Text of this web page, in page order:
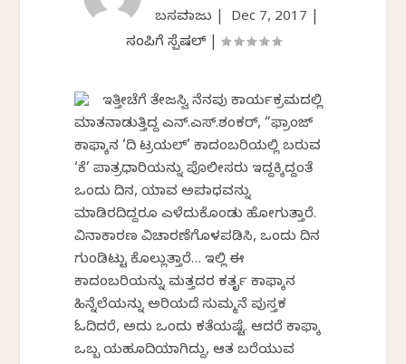
ಬಸವರಾಜು | Dec 7, 2017
ಸಂಪಿಗೆ ಸ್ಪೆಷಲ್|
ಇತ್ತೀಚೆಗೆ ತೇಜಸ್ವಿ ನೆನಪು ಕಾರ್ಯಕ್ರಮದಲ್ಲಿ
ಮಾತನಾಡುತ್ತಿದ್ದ ಎನ್.ಎಸ್.ಶಂಕರ್, “ಫ್ರಾಂಜ್
ಕಾಫ್ಕಾನ ‘ದಿ ಟ್ರಯಲ್’ ಕಾದಂಬರಿಯಲ್ಲಿ ಬರುವ
‘ಕೆ’ ಪಾತ್ರಧಾರಿಯನ್ನು ಪೊಲೀಸರು ಇದ್ದಕ್ಕಿದ್ದಂತೆ
ಒಂದು ದಿನ, ಯಾವ ಅಪರಾಧವನ್ನು
ಮಾಡಿರದಿದ್ದರೂ ಎಳೆದುಕೊಂಡು ಹೋಗುತ್ತಾರೆ.
ವಿನಾಕಾರಣ ವಿಚಾರಣೆಗೊಳಪಡಿಸಿ, ಒಂದು ದಿನ
ಗುಂಡಿಟ್ಟು ಕೊಲ್ಲುತ್ತಾರೆ… ಇಲ್ಲಿ ಈ
ಕಾದಂಬರಿಯನ್ನು ಮತ್ತದರ ಕರ್ತೃ ಕಾಫ್ಕಾನ
ಹಿನ್ನೆಲೆಯನ್ನು ಅರಿಯದೆ ಸುಮ್ಮನೆ ಪುಸ್ತಕ
ಓದಿದರೆ, ಅದು ಒಂದು ಕತೆಯಷ್ಟೆ. ಆದರೆ ಕಾಫ್ಕಾ
ಒಬ್ಬ ಯಹೂದಿಯಾಗಿದ್ದು, ಆತ ಬರೆಯುವ